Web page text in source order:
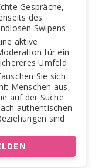
Gespräche,
des
Swipens
aktive
für ein
Umfeld
Sie sich
Menschen aus,
auf der Suche
authentischen
sind